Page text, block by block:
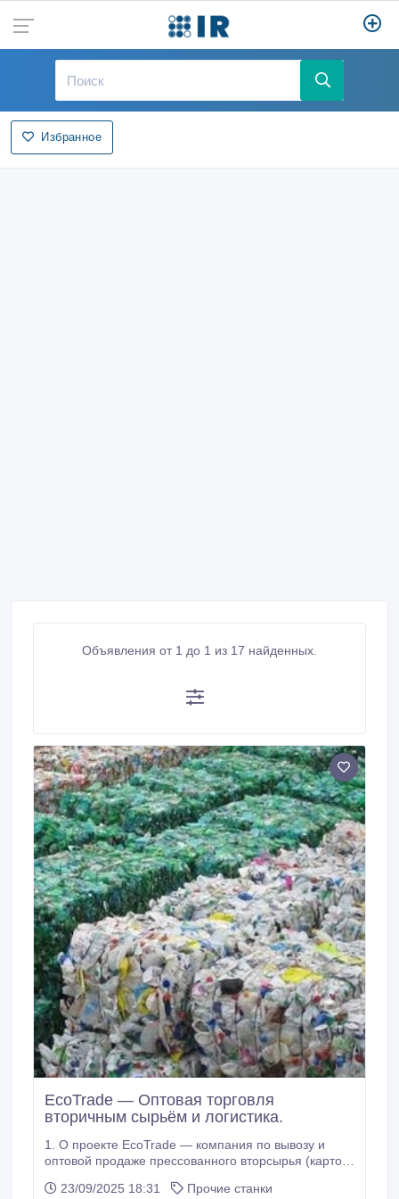
Избранное
Объявления от 1 до 1 из 17 найденных.
EcoTrade — Оптовая торговля
вторичным сырьём и логистика.
1. О проекте EcoTrade — компания по вывозу и
оптовой продаже прессованного вторсырья (картон,
и маркетплейсов. Также занимаемся торговлей
23/09/2025 18:31
Прочие станки